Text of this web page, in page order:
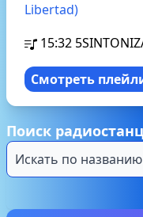
Libertad)
15:32
Смотреть
Поиск